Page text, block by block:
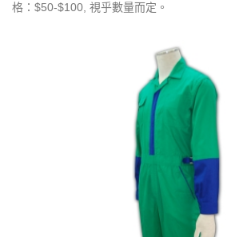
格：$50-$100, 視乎數量而定。